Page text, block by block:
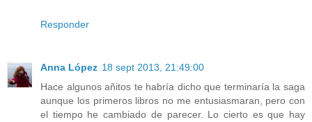
Responder
Anna López 18 sept 2013, 21:49:00
Hace algunos añitos te habría dicho que terminaría la saga
aunque los primeros libros no me entusiasmaran, pero con
el tiempo he cambiado de parecer. Lo cierto es que hay